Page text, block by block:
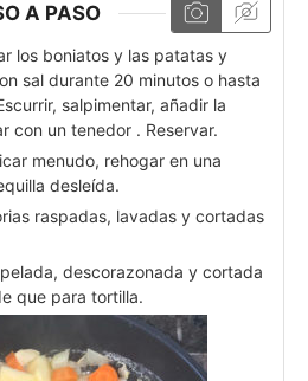
A PASO
los boniatos y las patatas y
sal durante 20 minutos o hasta
salpimentar, añadir la
con un tenedor . Reservar.
menudo, rehogar en una
desleída.
raspadas, lavadas y cortadas
descorazonada y cortada
que para tortilla.